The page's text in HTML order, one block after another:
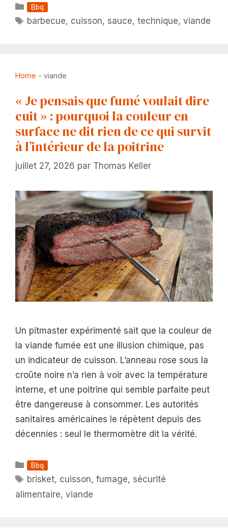
Catégories
Bbq
Étiquettes
barbecue, cuisson, sauce,technique,viande
Home - viande
« Je pensais que fumé voulait dire
cuit » : pourquoi la couleur en
surface ne dit rien de ce qui survit
à l’intérieur de la poitrine
juillet 27, 2026 par Thomas Keller
Un pitmaster expérimenté sait que la couleur de
la viande fumée est une illusion chimique, pas
un indicateur de cuisson. L’anneau rose sous la
croûte noire n’a rien à voir avec la température
interne, et une poitrine qui semble parfaite peut
être dangereuse à consommer. Les autorités
sanitaires américaines le répètent depuis des
décennies : seul le thermomètre dit la vérité.
Catégories
Bbq
Étiquettes
brisket, cuisson,fumage, sécurité
alimentaire, viande